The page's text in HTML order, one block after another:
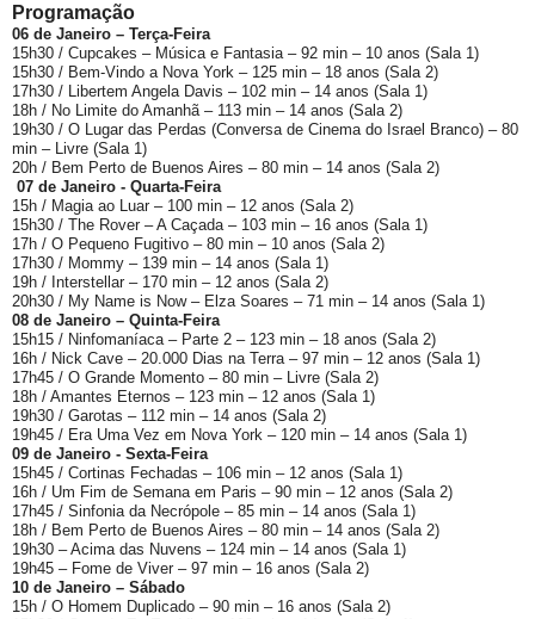
Programação
06 de Janeiro – Terça-Feira
15h30 / Cupcakes – Música e Fantasia – 92 min – 10 anos (Sala 1)
15h30 / Bem-Vindo a Nova York – 125 min – 18 anos (Sala 2)
17h30 / Libertem Angela Davis – 102 min – 14 anos (Sala 1)
18h / No Limite do Amanhã – 113 min – 14 anos (Sala 2)
19h30 / O Lugar das Perdas (Conversa de Cinema do Israel Branco) – 80
min – Livre (Sala 1)
20h / Bem Perto de Buenos Aires – 80 min – 14 anos (Sala 2)
07 de Janeiro - Quarta-Feira
15h / Magia ao Luar – 100 min – 12 anos (Sala 2)
15h30 / The Rover – A Caçada – 103 min – 16 anos (Sala 1)
17h / O Pequeno Fugitivo – 80 min – 10 anos (Sala 2)
17h30 / Mommy – 139 min – 14 anos (Sala 1)
19h / Interstellar – 170 min – 12 anos (Sala 2)
20h30 / My Name is Now – Elza Soares – 71 min – 14 anos (Sala 1)
08 de Janeiro – Quinta-Feira
15h15 / Ninfomaníaca – Parte 2 – 123 min – 18 anos (Sala 2)
16h / Nick Cave – 20.000 Dias na Terra – 97 min – 12 anos (Sala 1)
17h45 / O Grande Momento – 80 min – Livre (Sala 2)
18h / Amantes Eternos – 123 min – 12 anos (Sala 1)
19h30 / Garotas – 112 min – 14 anos (Sala 2)
19h45 / Era Uma Vez em Nova York – 120 min – 14 anos (Sala 1)
09 de Janeiro - Sexta-Feira
15h45 / Cortinas Fechadas – 106 min – 12 anos (Sala 1)
16h / Um Fim de Semana em Paris – 90 min – 12 anos (Sala 2)
17h45 / Sinfonia da Necrópole – 85 min – 14 anos (Sala 1)
18h / Bem Perto de Buenos Aires – 80 min – 14 anos (Sala 2)
19h30 – Acima das Nuvens – 124 min – 14 anos (Sala 1)
19h45 – Fome de Viver – 97 min – 16 anos (Sala 2)
10 de Janeiro – Sábado
15h / O Homem Duplicado – 90 min – 16 anos (Sala 2)